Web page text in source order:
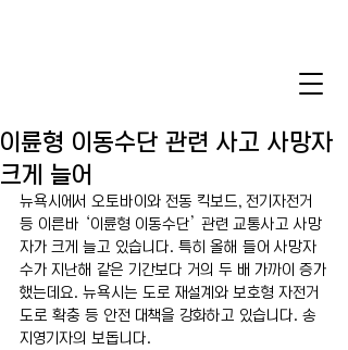
이륜형 이동수단 관련 사고 사망자
크게 늘어
뉴욕시에서 오토바이와 전동 킥보드, 전기자전거
등 이른바 ‘이륜형 이동수단’ 관련 교통사고 사망
자가 크게 늘고 있습니다. 특히 올해 들어 사망자
수가 지난해 같은 기간보다 거의 두 배 가까이 증가
했는데요. 뉴욕시는 도로 재설계와 보호형 자전거
도로 확충 등 안전 대책을 강화하고 있습니다. 송
지영기자의 보돕니다.